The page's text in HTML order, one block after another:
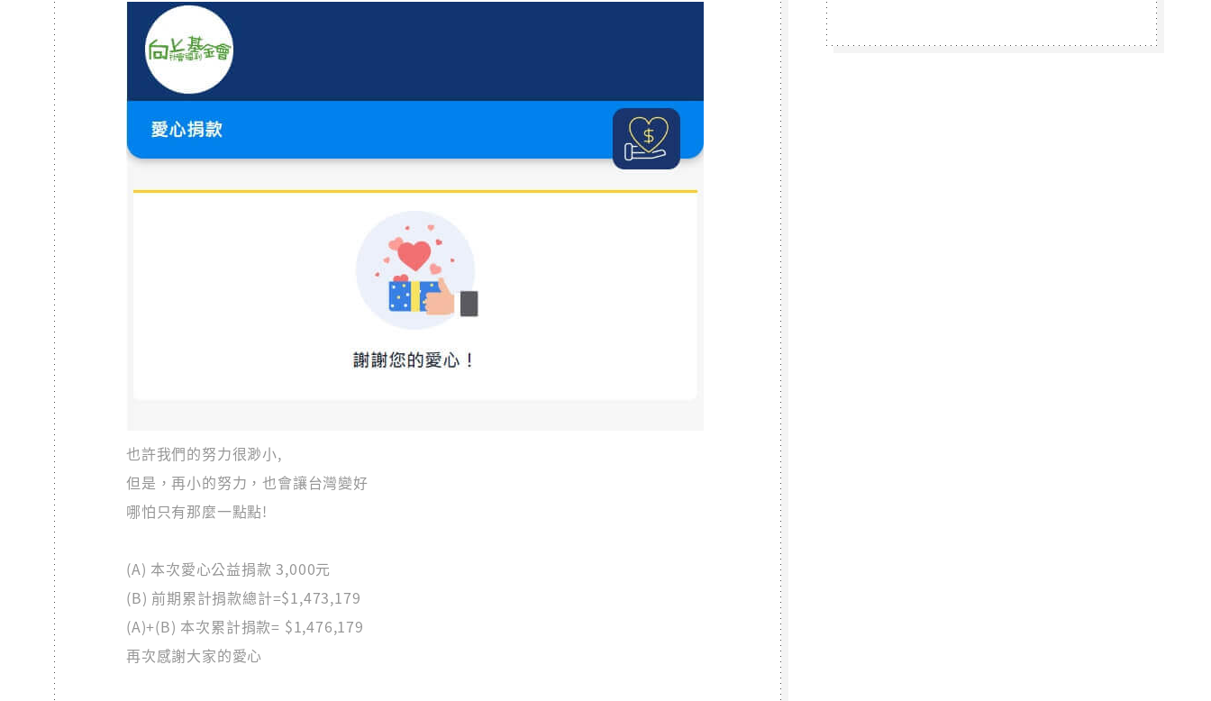
也許我們的努力很渺小,
但是，再小的努力，也會讓台灣變好
哪怕只有那麼一點點!
(A) 本次愛心公益捐款 3,000元
(B) 前期累計捐款總計=$1,473,179
(A)+(B) 本次累計捐款= $1,476,179
再次感謝大家的愛心